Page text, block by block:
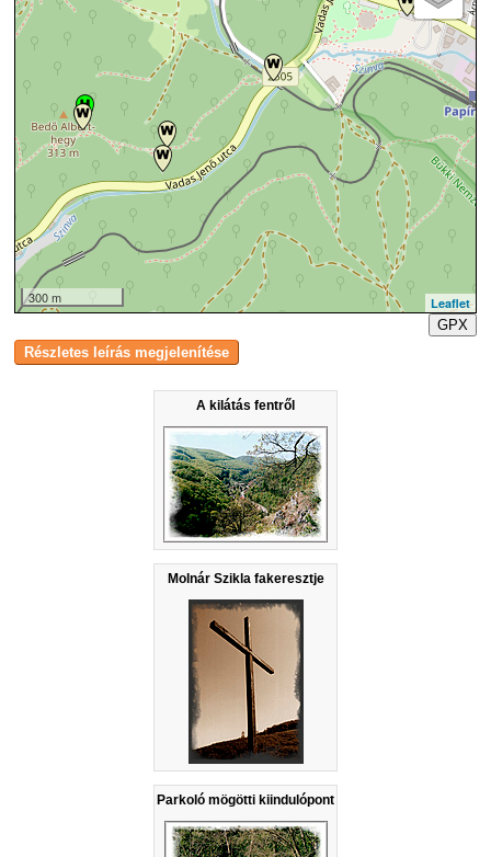
A kilátás fentről
Molnár Szikla fakeresztje
Parkoló mögötti kiindulópont
300 m
Leaflet
GPX